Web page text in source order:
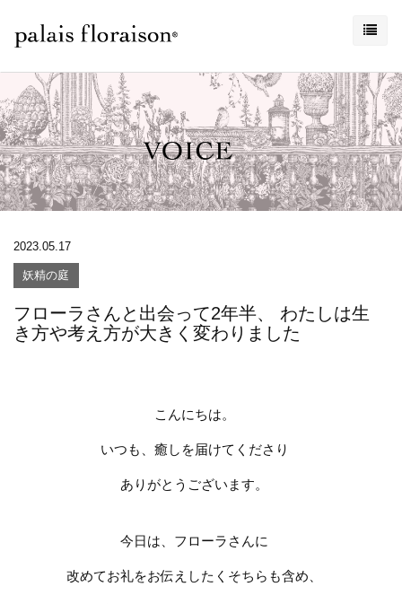
2023.05.17
妖精の庭
フローラさんと出会って2年半、 わたしは生
き方や考え方が大きく変わりました
こんにちは。
いつも、癒しを届けてくださり
ありがとうございます。
今日は、フローラさんに
改めてお礼をお伝えしたくそちらも含め、